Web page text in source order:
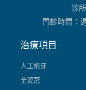
診
門診時間：
治療項目
人工植牙
全瓷冠